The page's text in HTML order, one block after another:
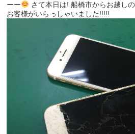
ーー
さて本日は! 船橋市からお越し
お客様がいらっしゃいました!!!!!